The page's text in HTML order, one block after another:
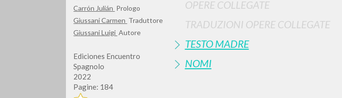
Carrón Julián Prologo
Giussani Carmen Traduttore
Giussani Luigi Autore
Ediciones Encuentro
Spagnolo
2022
Pagine: 184
OPERE COLLEGATE
TRADUZIONI OPERE COLLEGATE
TESTO MADRE
NOMI